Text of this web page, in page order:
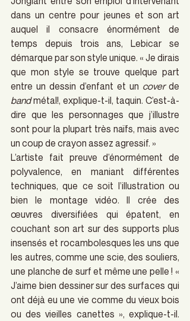
dans un centre pour jeunes et son art
auquel il consacre énormément de
temps depuis trois ans, Lebicar se
démarque par son style unique. « Je dirais
que mon style se trouve quelque part
entre un dessin d’enfant et un cover
band métal!, explique-t-il, taquin. C’est-à-
dire que les personnages que j’illustre
sont pour la plupart très naïfs, mais avec
un coup de crayon assez agressif. »
L’artiste fait preuve d’énormément de
polyvalence, en maniant différentes
techniques, que ce soit l’illustration ou
bien le montage vidéo. Il crée des
œuvres diversifiées qui épatent, en
couchant son art sur des supports plus
insensés et rocambolesques les uns que
les autres, comme une scie, des souliers,
une planche de surf et même une pelle ! «
J’aime bien dessiner sur des surfaces qui
ont déjà eu une vie comme du vieux bois
ou des vieilles canettes », explique-t-il.